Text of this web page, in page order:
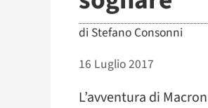
di Stefano Consonni
16 Luglio 2017
L’avventura di